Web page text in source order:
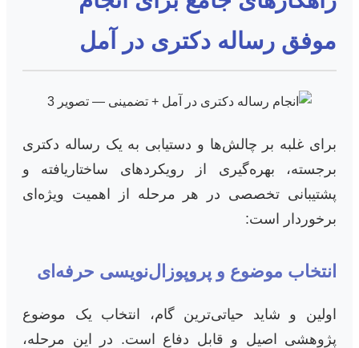
موفق رساله دکتری در آمل
برای غلبه بر چالش‌ها و دستیابی به یک رساله دکتری
برجسته، بهره‌گیری از رویکردهای ساختاریافته و
پشتیبانی تخصصی در هر مرحله از اهمیت ویژه‌ای
برخوردار است:
انتخاب موضوع و پروپوزال‌نویسی حرفه‌ای
اولین و شاید حیاتی‌ترین گام، انتخاب یک موضوع
پژوهشی اصیل و قابل دفاع است. در این مرحله،